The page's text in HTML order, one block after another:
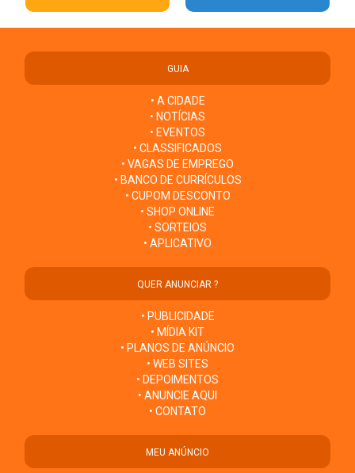
GUIA
• A CIDADE
• NOTÍCIAS
• EVENTOS
• CLASSIFICADOS
• VAGAS DE EMPREGO
• BANCO DE CURRÍCULOS
• CUPOM DESCONTO
• SHOP ONLINE
• SORTEIOS
• APLICATIVO
QUER ANUNCIAR ?
• PUBLICIDADE
• MÍDIA KIT
• PLANOS DE ANÚNCIO
• WEB SITES
• DEPOIMENTOS
• ANUNCIE AQUI
• CONTATO
MEU ANÚNCIO